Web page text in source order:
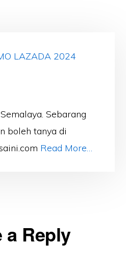
Sebarang
boleh tanya di
Read More…
a Reply